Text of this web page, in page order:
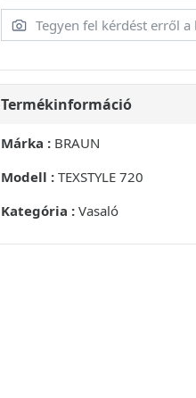
Termékinformáció
Márka : BRAUN
Modell : TEXSTYLE 720
Kategória : Vasaló